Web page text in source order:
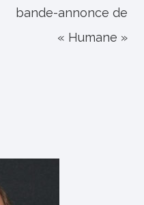
bande-annonce de
« Humane »